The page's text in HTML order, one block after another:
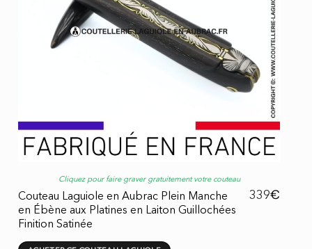
Cliquez pour faire graver gratuitement votre couteau
Couteau Laguiole en Aubrac Plein Manche
en Ébène aux Platines en Laiton Guillochées
Finition Satinée
339€